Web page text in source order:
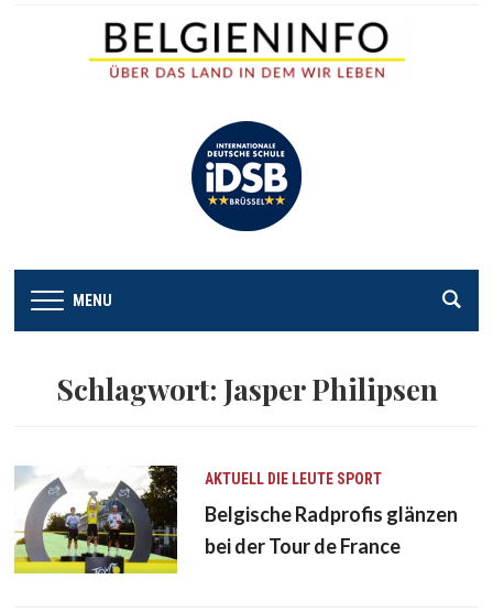
MENU
Schlagwort: Jasper Philipsen
AKTUELL DIE LEUTE SPORT
Belgische Radprofis glänzen
bei der Tour de France